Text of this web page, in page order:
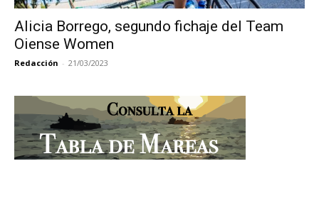
Alicia Borrego, segundo fichaje del Team
Oiense Women
Redacción - 21/03/2023